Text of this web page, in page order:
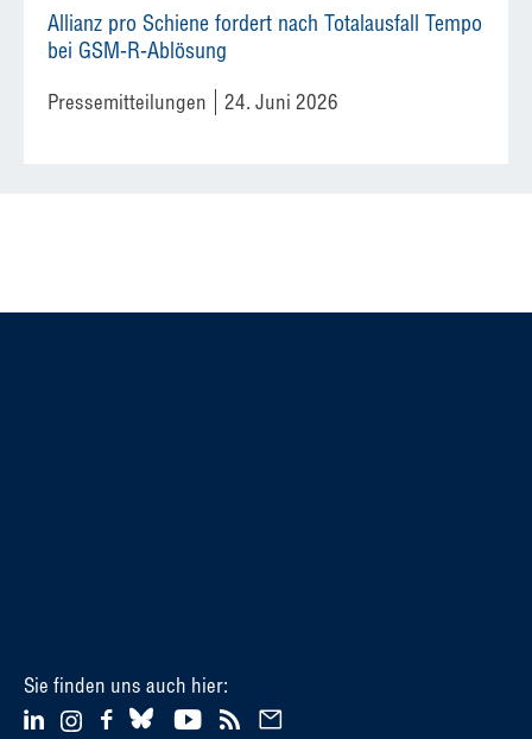
Allianz pro Schiene fordert nach Totalausfall Tempo
bei GSM-R-Ablösung
Pressemitteilungen 24. Juni 2026
Sie finden uns auch hier: